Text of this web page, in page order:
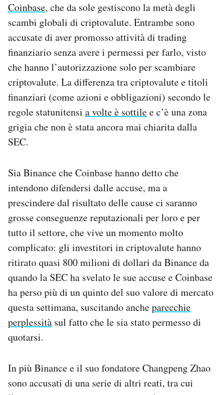
AREA PERSONALE
Area Personale
Newsletter
Hai bisogno di aiuto?
Esci
Coinbase, che da sole gestiscono la metà degli
scambi globali di criptovalute. Entrambe sono
accusate di aver promosso attività di trading
finanziario senza avere i permessi per farlo, visto
che hanno l’autorizzazione solo per scambiare
criptovalute. La differenza tra criptovalute e titoli
finanziari (come azioni e obbligazioni) secondo le
regole statunitensi a volte è sottilee c’è una zona
grigia che non è stata ancora mai chiarita dalla
SEC.
Sia Binance che Coinbase hanno detto che
intendono difendersi dalle accuse, ma a
prescindere dal risultato delle cause ci saranno
grosse conseguenze reputazionali per loro e per
tutto il settore, che vive un momento molto
complicato: gli investitori in criptovalute hanno
ritirato quasi 800 milioni di dollari da Binance da
quando la SEC ha svelato le sue accuse e Coinbase
ha perso più di un quinto del suo valore di mercato
questa settimana, suscitando ancheparecchie
perplessità sul fatto che le sia stato permesso di
quotarsi.
In più Binance e il suo fondatore Changpeng Zhao
sono accusati di una serie di altri reati, tra cui